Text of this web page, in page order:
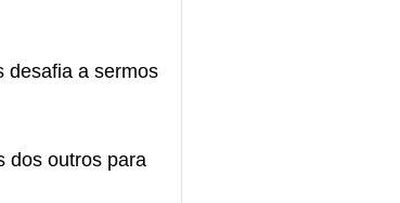
desafia a sermos
dos outros para